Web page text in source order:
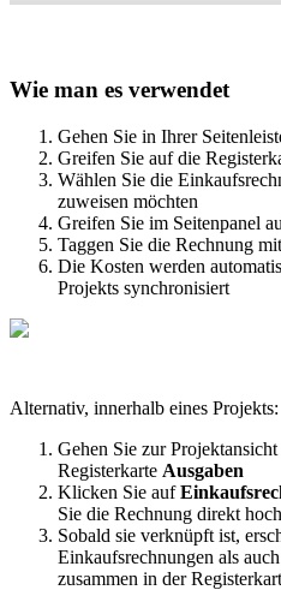
Wie man es verwendet
Gehen Sie in Ihrer
Greifen Sie auf die
Wählen Sie die
zuweisen möchten
Greifen Sie im Seitenpanel
Taggen Sie die Rechnung mit
Die Kosten werden
Projekts synchronisiert
Alternativ, innerhalb eines Projekts:
Gehen Sie zur Projektansicht
Registerkarte Ausgaben
Klicken Sie auf
Sie die Rechnung direkt hoch
Sobald sie verknüpft ist,
Einkaufsrechnungen als auch
zusammen in der